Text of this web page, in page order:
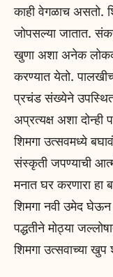
काही वेगळाच असतो.
जोपसल्या जातात.
खुणा अशा अनेक
करण्यात येतो.
प्रचंड संख्येने उपस्थित
अप्रत्यक्ष अशा
शिमगा उत्सवमध्ये
संस्कृती जपण्याची
मनात घर करणारा हा
शिमगा नवी उमेद घेऊन
पद्धतीने मोठ्या
शिमगा उत्सवाच्या